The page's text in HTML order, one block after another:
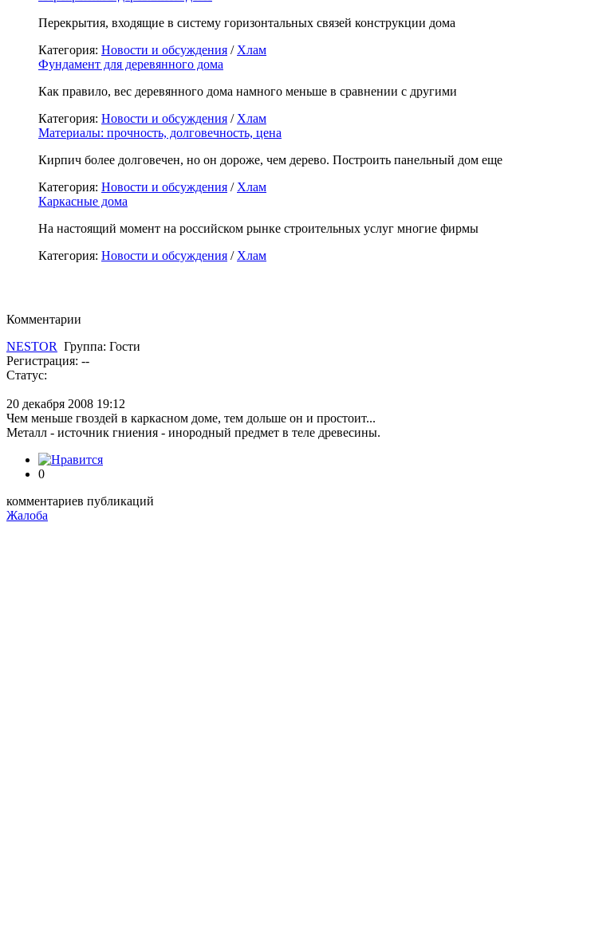
Перекрытия, входящие в систему горизонтальных связей конструкции дома
Категория: Новости и обсуждения / Хлам
Фундамент для деревянного дома
Как правило, вес деревянного дома намного меньше в сравнении с другими
Категория: Новости и обсуждения / Хлам
Материалы: прочность, долговечность, цена
Кирпич более долговечен, но он дороже, чем дерево. Построить панельный дом еще
Категория: Новости и обсуждения / Хлам
Каркасные дома
На настоящий момент на российском рынке строительных услуг многие фирмы
Категория: Новости и обсуждения / Хлам
Комментарии
NESTOR Группа: Гости
Регистрация: --
Статус:
20 декабря 2008 19:12
Чем меньше гвоздей в каркасном доме, тем дольше он и простоит...
Металл - источник гниения - инородный предмет в теле древесины.
0
комментариев публикаций
Жалоба